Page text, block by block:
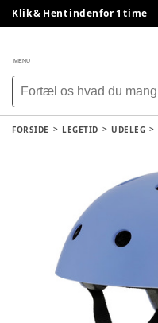
Klik & Hent indenfor 1 time
MENU
FORSIDE LEGETID UDELEG